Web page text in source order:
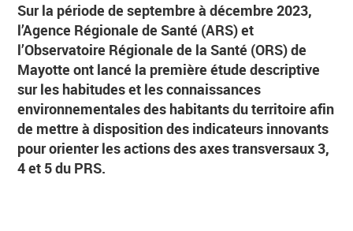
Sur la période de septembre à décembre 2023,
l’Agence Régionale de Santé (ARS) et
l’Observatoire Régionale de la Santé (ORS) de
Mayotte ont lancé la première étude descriptive
sur les habitudes et les connaissances
environnementales des habitants du territoire afin
de mettre à disposition des indicateurs innovants
pour orienter les actions des axes transversaux 3,
4 et 5 du PRS.